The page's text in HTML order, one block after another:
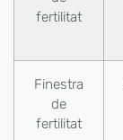
fertilitat
Finestra
de
fertilitat